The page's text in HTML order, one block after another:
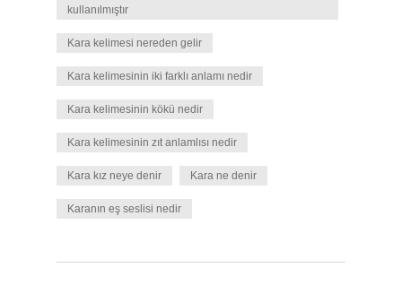
kullanılmıştır
Kara kelimesi nereden gelir
Kara kelimesinin iki farklı anlamı nedir
Kara kelimesinin kökü nedir
Kara kelimesinin zıt anlamlısı nedir
Kara kız neye denir Kara ne denir
Karanın eş seslisi nedir